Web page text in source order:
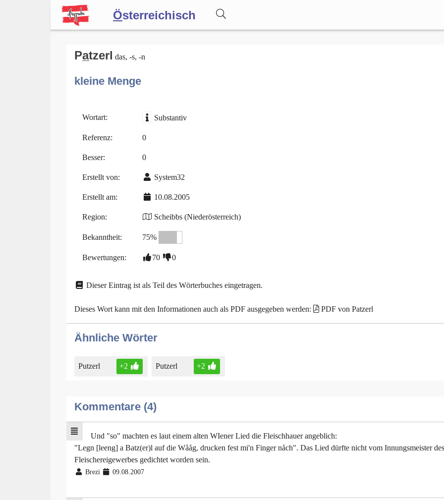
Österreichisch
Forum
Blog
Pa̲tzerl das, -s, -n
kleine Menge
Wortart: Substantiv
Referenz: 0
Besser: 0
Erstellt von: System32
Erstellt am: 10.08.2005
Region: Scheibbs (Niederösterreich)
Bekanntheit: 75%
Bewertungen: 70 0
Dieser Eintrag ist als Teil des Wörterbuches eingetragen.
Dieses Wort kann mit den Informationen auch als PDF ausgegeben werden: PDF von Patzerl
Ähnliche Wörter
Putzerl +2 Putzerl +2
Kommentare (4)
Und "so" machten es laut einem alten WIener Lied die Fleischhauer angeblich:
"Legn [leeng] a Batz(er)l auf die Wååg, drucken fest mi'n Finger nåch". Das Lied dürfte nicht vom Innungsmeister des
Fleischereigewerbes gedichtet worden sein.
Brezi 09.08.2007